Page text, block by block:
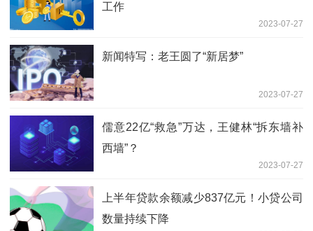
工作
2023-07-27
新闻特写：老王圆了“新居梦”
2023-07-27
儒意22亿“救急”万达，王健林“拆东墙补
西墙”？
2023-07-27
上半年贷款余额减少837亿元！小贷公司
数量持续下降